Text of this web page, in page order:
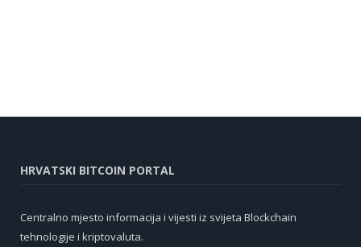
HRVATSKI BITCOIN PORTAL
Centralno mjesto informacija i vijesti iz svijeta Blockchain
tehnologije i kriptovaluta.